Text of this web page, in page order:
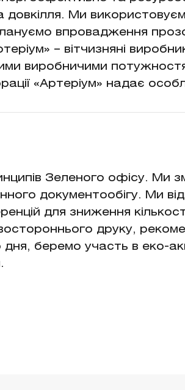
довкілля. Ми
впровадження
– вітчизняні
виробничими
«Артеріум» надає
Зеленого офісу. Ми
документообігу. Ми
для зниження
друку,
дня, беремо участь в еко-